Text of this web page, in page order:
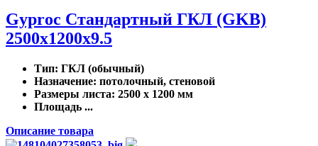
Gyproc Стандартный ГКЛ (GKB)
2500x1200x9.5
Тип: ГКЛ (обычный)
Назначение: потолочный, стеновой
Размеры листа: 2500 x 1200 мм
Площадь ...
Описание товара